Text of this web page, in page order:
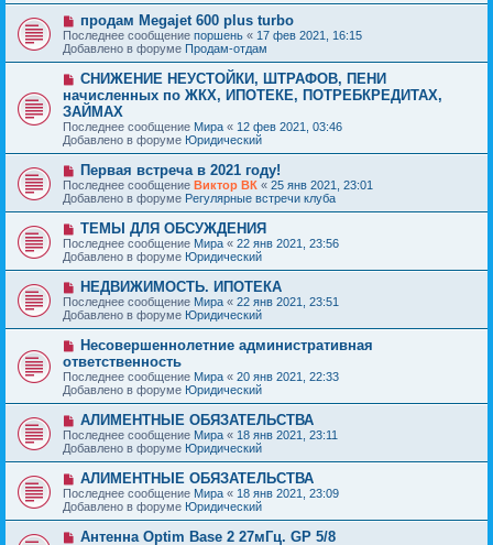
б
щ
е
н
и
е
с
о
о
б
щ
е
н
и
е
Н
о
в
о
с
о
о
б
щ
н
и
е
продам Megajet 600 plus turbo
Последнее сообщение поршень « 17 фев 2021, 16:15
Добавлено в форуме Продам-отдам
Н
в
о
е
с
о
о
б
щ
н
е
СНИЖЕНИЕ НЕУСТОЙКИ, ШТРАФОВ, ПЕНИ
начисленных по ЖКХ, ИПОТЕКЕ, ПОТРЕБКРЕДИТАХ,
ЗАЙМАХ
Последнее сообщение Мира « 12 фев 2021, 03:46
Добавлено в форуме Юридический
Н
о
в
о
е
о
о
б
щ
е
н
и
е
Первая встреча в 2021 году!
Последнее сообщение Виктор ВК « 25 янв 2021, 23:01
Добавлено в форуме Регулярные встречи клуба
Н
о
в
о
е
с
о
о
б
щ
е
н
и
е
ТЕМЫ ДЛЯ ОБСУЖДЕНИЯ
Последнее сообщение Мира « 22 янв 2021, 23:56
Добавлено в форуме Юридический
Н
о
в
о
е
с
о
о
б
щ
н
и
е
НЕДВИЖИМОСТЬ. ИПОТЕКА
Последнее сообщение Мира « 22 янв 2021, 23:51
Добавлено в форуме Юридический
Н
в
о
е
с
о
о
б
щ
н
и
е
Несовершеннолетние административная
ответственность
Последнее сообщение Мира « 20 янв 2021, 22:33
Добавлено в форуме Юридический
Н
о
в
о
с
о
о
б
щ
АЛИМЕНТНЫЕ ОБЯЗАТЕЛЬСТВА
Последнее сообщение Мира « 18 янв 2021, 23:11
Добавлено в форуме Юридический
Н
о
в
о
с
АЛИМЕНТНЫЕ ОБЯЗАТЕЛЬСТВА
Последнее сообщение Мира « 18 янв 2021, 23:09
Добавлено в форуме Юридический
Н
Антенна Optim Base 2 27мГц. GP 5/8